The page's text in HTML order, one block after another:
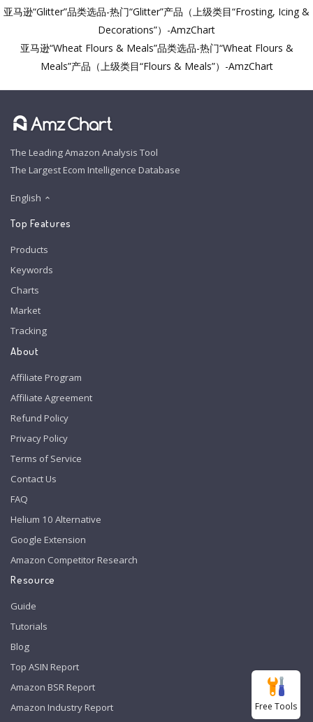
亚马逊“Glitter”品类选品-热门“Glitter”产品（上级类目“Frosting, Icing &
Decorations”）-AmzChart
亚马逊“Wheat Flours & Meals”品类选品-热门“Wheat Flours &
Meals”产品（上级类目“Flours & Meals”）-AmzChart
The Leading Amazon Analysis Tool
The Largest Ecom Intelligence Database
English
Top Features
Products
Keywords
Charts
Market
Tracking
About
Affiliate Program
Affiliate Agreement
Refund Policy
Privacy Policy
Terms of Service
Contact Us
FAQ
Helium 10 Alternative
Google Extension
Amazon Competitor Research
Resource
Guide
Tutorials
Blog
Top ASIN Report
Amazon BSR Report
Amazon Industry Report
Free Tools